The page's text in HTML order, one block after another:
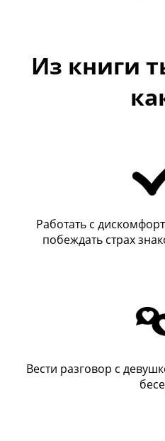
Из книги
Работать с
побеждать страх
Вести разговор с